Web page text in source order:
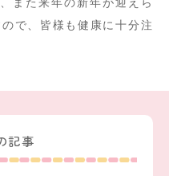
で、皆様も健康に十分注
記事